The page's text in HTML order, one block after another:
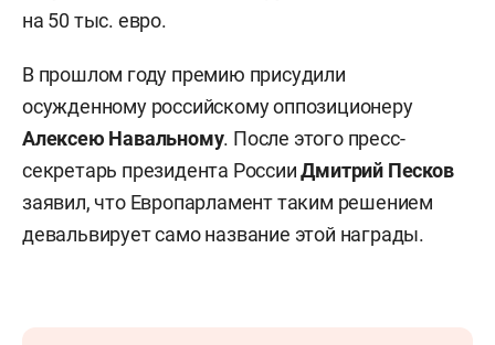
на 50 тыс. евро.
В прошлом году премию присудили
осужденному российскому оппозиционеру
Алексею Навальному. После этого пресс-
секретарь президента РоссииДмитрий Песков
заявил, что Европарламент таким решением
девальвирует само название этой награды.